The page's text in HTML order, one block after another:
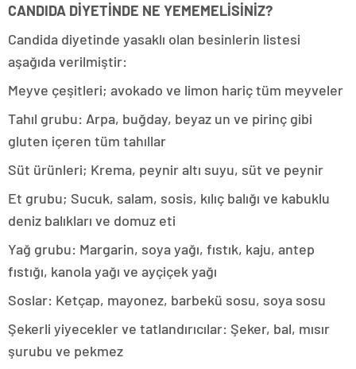
CANDIDA DİYETİNDE NE YEMEMELİSİNİZ?
Candida diyetinde yasaklı olan besinlerin listesi
aşağıda verilmiştir:
Meyve çeşitleri; avokado ve limon hariç tüm meyveler
Tahıl grubu: Arpa, buğday, beyaz un ve pirinç gibi
gluten içeren tüm tahıllar
Süt ürünleri; Krema, peynir altı suyu, süt ve peynir
Et grubu; Sucuk, salam, sosis, kılıç balığı ve kabuklu
deniz balıkları ve domuz eti
Yağ grubu: Margarin, soya yağı, fıstık, kaju, antep
fıstığı, kanola yağı ve ayçiçek yağı
Soslar: Ketçap, mayonez, barbekü sosu, soya sosu
Şekerli yiyecekler ve tatlandırıcılar: Şeker, bal, mısır
şurubu ve pekmez